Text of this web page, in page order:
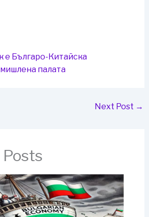
е Българо-Китайска
палaта
Next Post →
Posts